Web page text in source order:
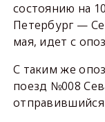
состоянию на
Петербург —
мая, идет с
С таким же
поезд №008
отправившийся